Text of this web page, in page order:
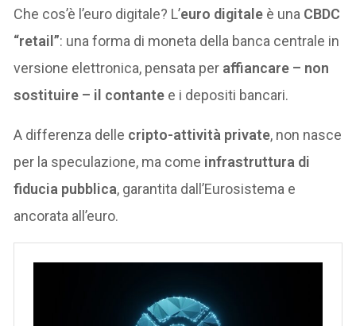
Che cos’è l’euro digitale? L’euro digitale è una CBDC
“retail”: una forma di moneta della banca centrale in
versione elettronica, pensata per affiancare – non
sostituire – il contante e i depositi bancari.
A differenza delle cripto-attività private, non nasce
per la speculazione, ma come infrastruttura di
fiducia pubblica, garantita dall’Eurosistema e
ancorata all’euro.